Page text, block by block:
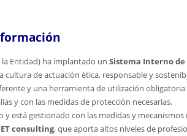
Entidad) ha implantado un Sistema Interno de
cultura de actuación ética, responsable y
y una herramienta de utilización
y con las medidas de protección necesarias.
y está gestionado con las medidas y
consulting, que aporta altos niveles de